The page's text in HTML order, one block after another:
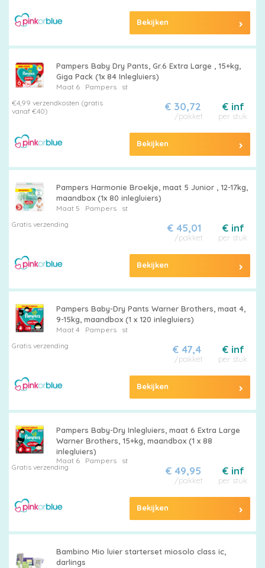
Bekijken
Pampers Baby Dry Pants, Gr.6 Extra Large , 15+kg,
Giga Pack (1x 84 Inlegluiers)
Maat 6 Pampers
st
€4,99 verzendkosten (gratis
vanaf €40)
€ inf
per stuk
€ 30,72
/pakket
Bekijken
Pampers Harmonie Broekje, maat 5 Junior , 12-17kg,
maandbox (1x 80 inlegluiers)
Maat 5 Pampers
st
Gratis verzending
€ inf
per stuk
€ 45,01
/pakket
Bekijken
Pampers Baby-Dry Pants Warner Brothers, maat 4,
9-15kg, maandbox (1 x 120 inlegluiers)
Maat 4 Pampers
st
Gratis verzending
€ inf
per stuk
€ 47,4
/pakket
Bekijken
Pampers Baby-Dry Inlegluiers, maat 6 Extra Large
Warner Brothers, 15+kg, maandbox (1 x 88
inlegluiers)
Maat 6 Pampers st
Gratis verzending € inf
per stuk
€ 49,95
/pakket
Bekijken
Bambino Mio luier starterset miosolo class ic,
darlings